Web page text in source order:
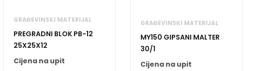
GRAĐEVINSKI MATERIJAL
PREGRADNI BLOK PB-12
25X25X12
Cijena na upit
GRAĐEVINSKI MATERIJAL
MY150 GIPSANI MALTER
30/1
Cijena na upit